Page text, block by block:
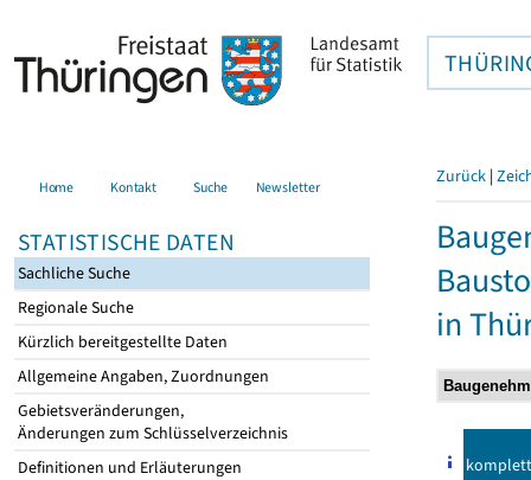
Home Kontakt Suche Newsletter
STATISTISCHE DATEN
Sachliche Suche
Regionale Suche
Kürzlich bereitgestellte Daten
Allgemeine Angaben, Zuordnungen
Gebietsveränderungen,
Änderungen zum Schlüsselverzeichnis
Definitionen und Erläuterungen
Zurück |
in
komplett